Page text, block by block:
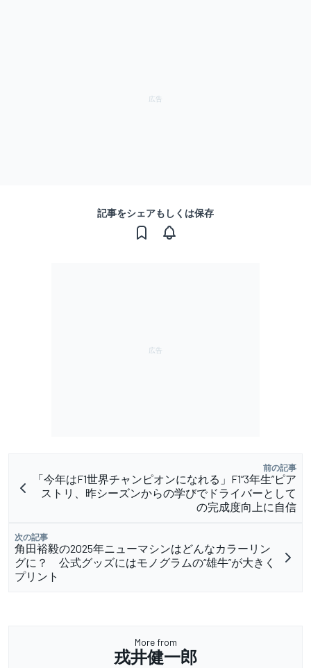
記事をシェアもしくは保存
前の記事
「今年はF1世界チャンピオンになれる」F1“3年生”ピア
ストリ、昨シーズンからの学びでドライバーとして
の完成度向上に自信
次の記事
角田裕毅の2025年ニューマシンはどんなカラーリン
グに？ 公式グッズにはモノグラムの“雄牛”が大きく
プリント
More from
戎井健一郎